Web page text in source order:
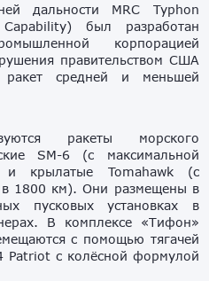
дальности MRC Typhon
был разработан
корпорацией
правительством США
средней и меньшей
ракеты морского
SM-6 (с максимальной
крылатые Tomahawk (с
в 1800 км). Они размещены в
пусковых установках в
В комплексе «Тифон»
с помощью тягачей
Patriot с колёсной формулой